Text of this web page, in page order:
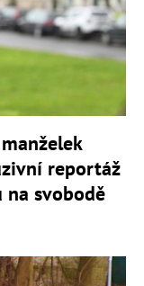
reportáž
svobodě